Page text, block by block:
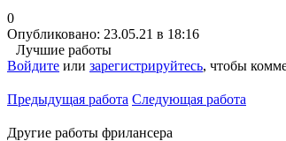
0
Опубликовано: 23.05.21 в 18:16
Лучшие работы
Войдите или зарегистрируйтесь, чтобы
Предыдущая работа Следующая работа
Другие работы фрилансера